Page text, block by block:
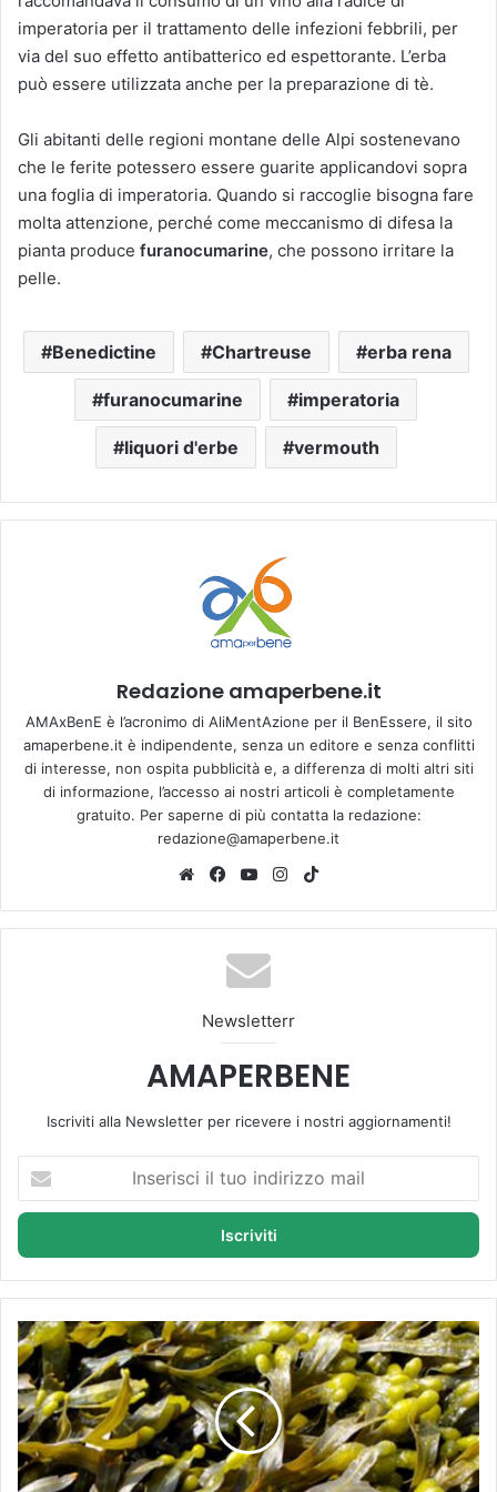
imperatoria per il trattamento delle infezioni febbrili, per
via del suo effetto antibatterico ed espettorante. L’erba
può essere utilizzata anche per la preparazione di tè.
Gli abitanti delle regioni montane delle Alpi sostenevano
che le ferite potessero essere guarite applicandovi sopra
una foglia di imperatoria. Quando si raccoglie bisogna fare
molta attenzione, perché come meccanismo di difesa la
pianta produce furanocumarine, che possono irritare la
pelle.
Benedictine Chartreuse erba rena
furanocumarine imperatoria
liquori d'erbe vermouth
Redazione amaperbene.it
AMAxBenE è l’acronimo di AliMentAzione per il BenEssere, il sito
amaperbene.it è indipendente, senza un editore e senza conflitti
di interesse, non ospita pubblicità e, a differenza di molti altri siti
di informazione, l’accesso ai nostri articoli è completamente
gratuito. Per saperne di più contatta la redazione:
redazione@amaperbene.it
We
te
Fa
bo
ok
Yo
Tu
be
Ins
ra
k
Newsletterr
AMAPERBENE
Iscriviti alla Newsletter per ricevere i nostri aggiornamenti!
s
r
i
c
i
i
l
t
u
o
F
u
c
o
|
F
u